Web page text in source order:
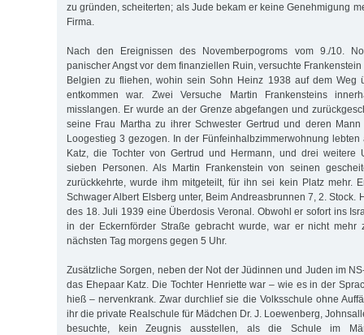
zu gründen, scheiterten; als Jude bekam er keine Genehmigung
Firma.
Nach den Ereignissen des Novemberpogroms vom 9./10.
panischer Angst vor dem finanziellen Ruin, versuchte
Belgien zu fliehen, wohin sein Sohn Heinz 1938 auf dem Weg
entkommen war. Zwei Versuche Martin Frankensteins
misslangen. Er wurde an der Grenze abgefangen und
seine Frau Martha zu ihrer Schwester Gertrud und deren
Loogestieg 3 gezogen. In der Fünfeinhalbzimmerwohnung
Katz, die Tochter von Gertrud und Hermann, und drei weitere
sieben Personen. Als Martin Frankenstein von seinen
zurückkehrte, wurde ihm mitgeteilt, für ihn sei kein Platz mehr.
Schwager Albert Elsberg unter, Beim Andreasbrunnen 7, 2. Stock.
des 18. Juli 1939 eine Überdosis Veronal. Obwohl er sofort ins
in der Eckernförder Straße gebracht wurde, war er nicht mehr
nächsten Tag morgens gegen 5 Uhr.
Zusätzliche Sorgen, neben der Not der Jüdinnen und Juden im
das Ehepaar Katz. Die Tochter Henriette war – wie es in der
hieß – nervenkrank. Zwar durchlief sie die Volksschule ohne
ihr die private Realschule für Mädchen Dr. J. Loewenberg,
besuchte, kein Zeugnis ausstellen, als die Schule im